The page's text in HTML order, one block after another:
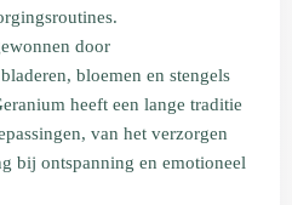
door
bloemen en stengels
heeft een lange traditie
van het verzorgen
bij ontspanning en emotioneel